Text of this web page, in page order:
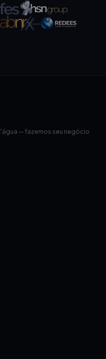
— fazemos seu negócio